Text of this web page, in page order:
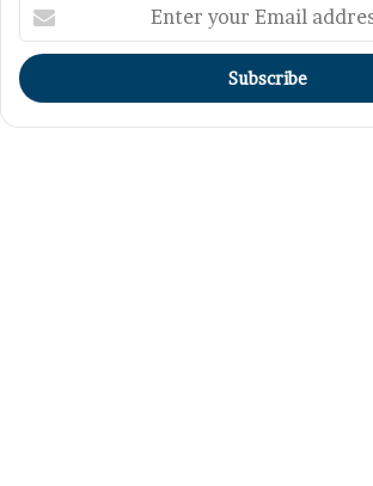
your
Email
address